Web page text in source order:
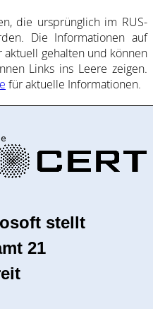
die ur­sprüng­lich im RUS-
Die In­for­ma­ti­on­en auf
ge­halte­n und kön­nen
Links ins Lee­re zei­gen.
für ak­tu­elle In­for­ma­ti­on­en.
stellt
21